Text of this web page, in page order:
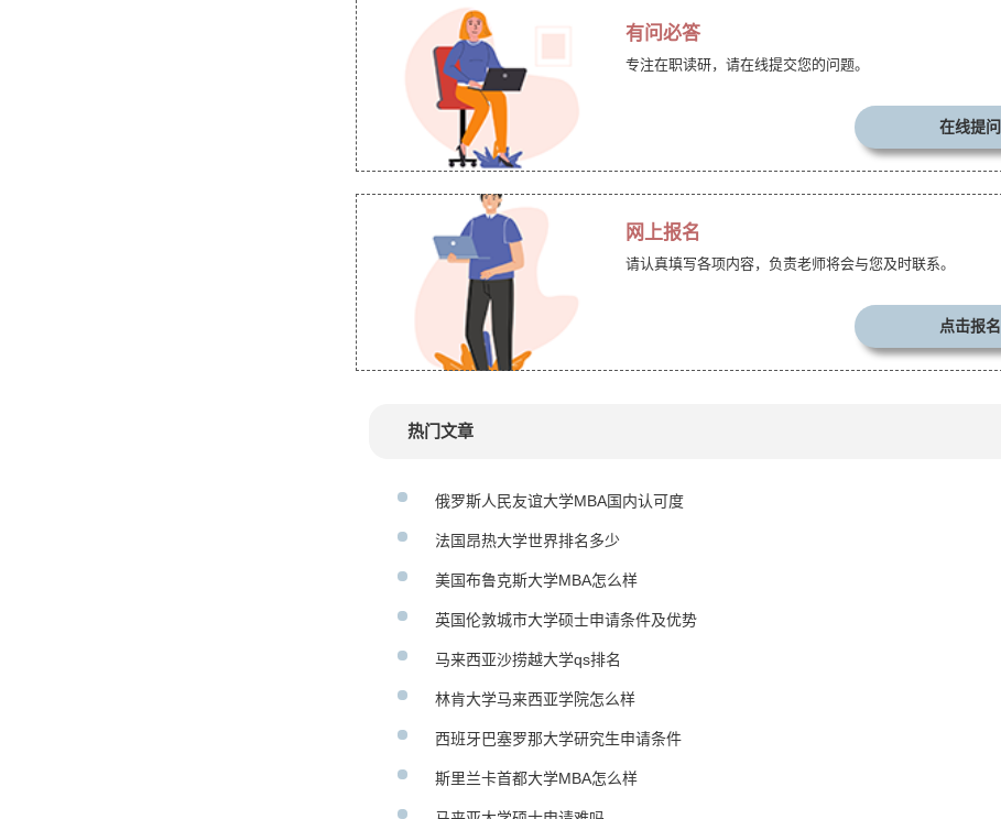
有问必答
专注在职读研，请在线提交您的问题。
在线提问
网上报名
请认真填写各项内容，负责老师将会与您及时联系。
点击报名
热门文章
俄罗斯人民友谊大学MBA国内认可度
法国昂热大学世界排名多少
美国布鲁克斯大学MBA怎么样
英国伦敦城市大学硕士申请条件及优势
马来西亚沙捞越大学qs排名
林肯大学马来西亚学院怎么样
西班牙巴塞罗那大学研究生申请条件
斯里兰卡首都大学MBA怎么样